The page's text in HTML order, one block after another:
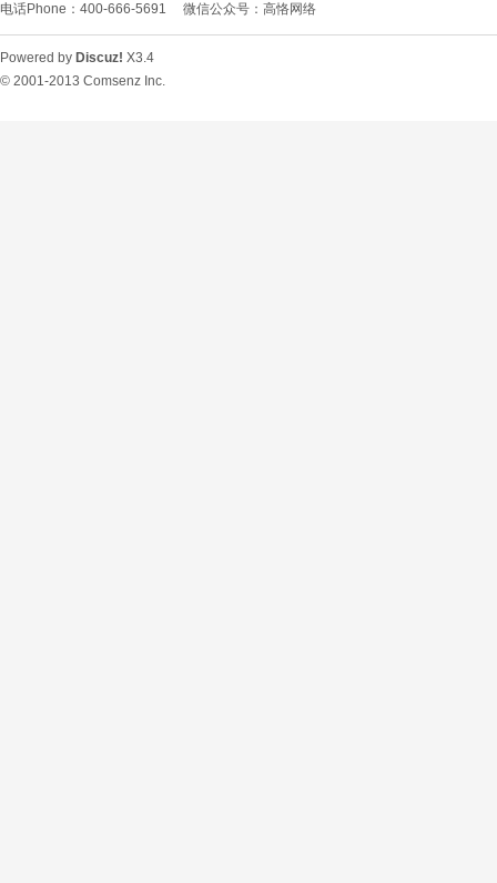
电话Phone：400-666-5691 微信公众号：高恪网络
Powered by Discuz! X3.4
© 2001-2013 Comsenz Inc.